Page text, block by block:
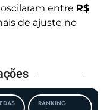
entre R$
de ajuste no
RANKING